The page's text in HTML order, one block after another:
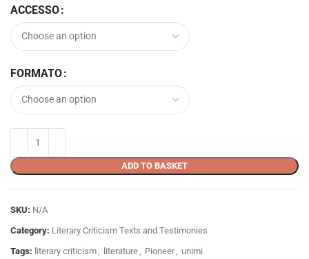
ACCESSO
FORMATO
ADD TO BASKET
SKU: N/A
Category: Literary Criticism Texts and Testimonies
Tags: literary criticism literature Pioneer unimi